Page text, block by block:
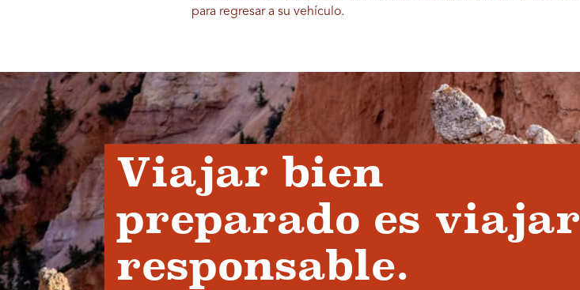
para regresar a su vehículo.
Viajar bien
preparado es viajar
responsable.